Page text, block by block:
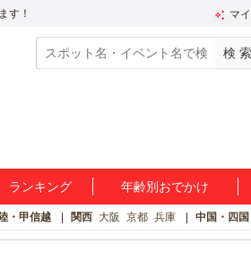
す！ マ
ランキング 年齢別おでかけ
・甲信越 関西 大阪 京都 兵庫 中国・四国